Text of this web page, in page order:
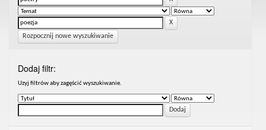
Rozpocznij nowe wyszukiwanie
Dodaj filtr:
Uzyj filtrów aby zagęścić wyszukiwanie.